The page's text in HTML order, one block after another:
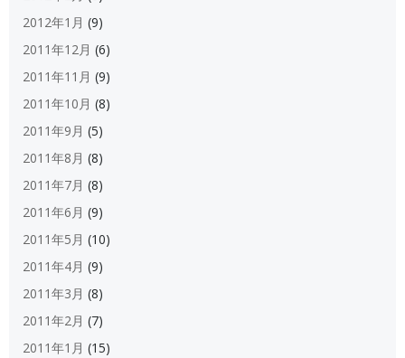
2012年1月 (9)
2011年12月 (6)
2011年11月 (9)
2011年10月 (8)
2011年9月 (5)
2011年8月 (8)
2011年7月 (8)
2011年6月 (9)
2011年5月 (10)
2011年4月 (9)
2011年3月 (8)
2011年2月 (7)
2011年1月 (15)